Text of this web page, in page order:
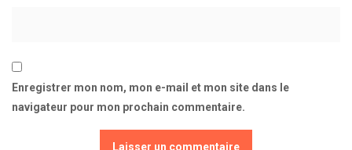
Enregistrer mon nom, mon e-mail et mon site dans le
navigateur pour mon prochain commentaire.